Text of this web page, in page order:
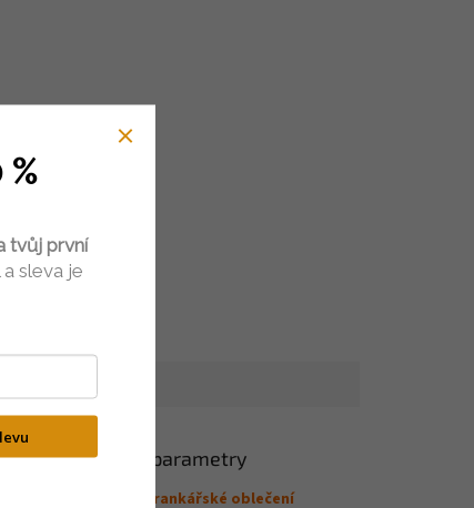
Doplňkové parametry
Brankářské oblečení
tvůj první
a sleva je